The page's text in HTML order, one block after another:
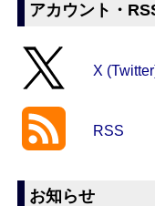
アカウント・
X
RSS
お知らせ